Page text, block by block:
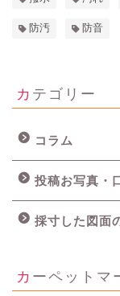
防汚 防音
カテゴリー
コラム
投稿お写真・
採寸した図面
カーペット